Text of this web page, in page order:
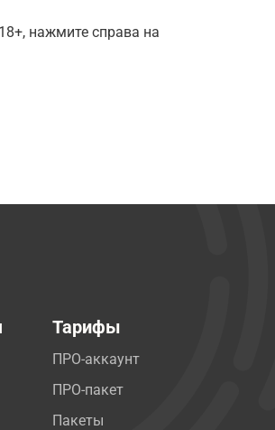
нажмите справа на
Тарифы
ПРО-аккаунт
ПРО-пакет
Пакеты